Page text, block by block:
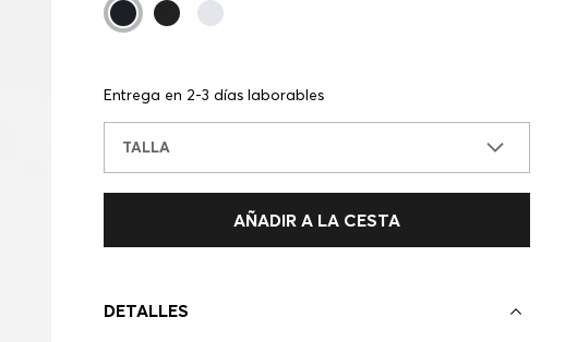
Entrega en 2-3 días laborables
TALLA
AÑADIR A LA CESTA
DETALLES